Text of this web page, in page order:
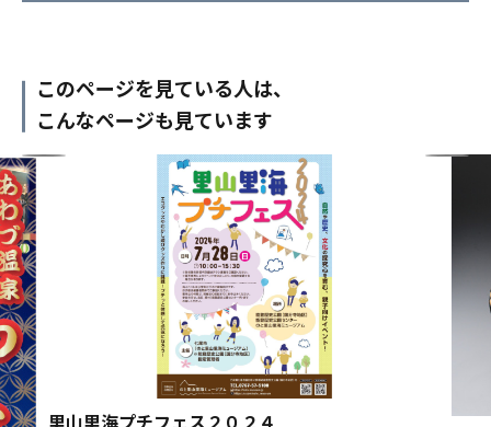
このページを見ている人は、
こんなページも見ています